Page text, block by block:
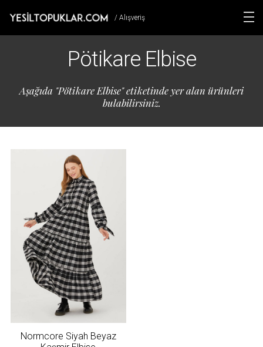
/ Alışveriş
Pötikare Elbise
Aşağıda "Pötikare Elbise" etiketinde yer alan ürünleri
bulabilirsiniz.
Normcore Siyah Beyaz